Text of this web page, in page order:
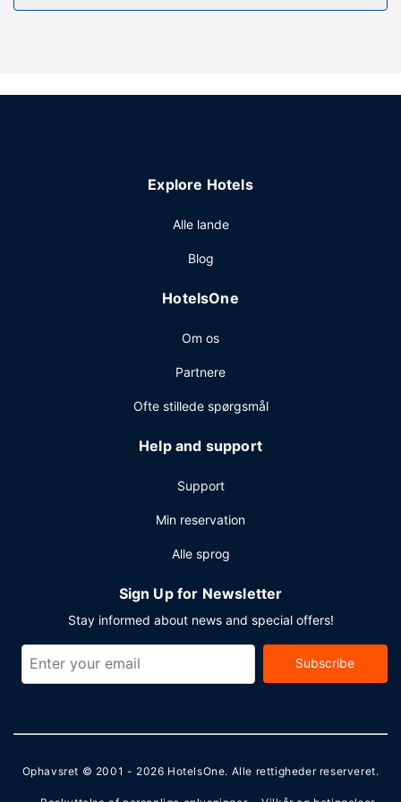
Drag fordel af rekreative tilbud, såsom et døgnåbent
baren/loungen, hvor du kan slukke tørsten med din
Gæsterne har blandt andet adgang til
bagageopbevaring. Dette hotel har 2 møde- og
togstationen er til rådighed uden ekstra omkostninger.
Explore Hotels
Alle lande
Blog
HotelsOne
Om os
Partnere
Ofte stillede spørgsmål
Help and support
Support
Min reservation
Alle sprog
Sign Up for Newsletter
Stay informed about news and special offers!
Subscribe
Ophavsret © 2001 - 2026 HotelsOne. Alle rettigheder reserveret.